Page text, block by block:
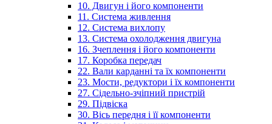
10. Двигун і його компоненти
11. Система живлення
12. Система вихлопу
13. Система охолодження двигуна
16. Зчеплення і його компоненти
17. Коробка передач
22. Вали карданні та їх компоненти
23. Мости, редуктори і їх компоненти
27. Сідельно-зчіпний пристрій
29. Підвіска
30. Вісь передня і її компоненти